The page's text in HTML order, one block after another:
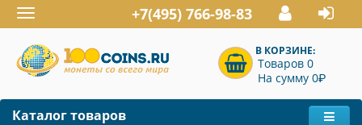
Toggle
navigation
+7(495) 766-98-83
В КОРЗИНЕ:
Товаров 0
На сумму 0P
Каталог товаров